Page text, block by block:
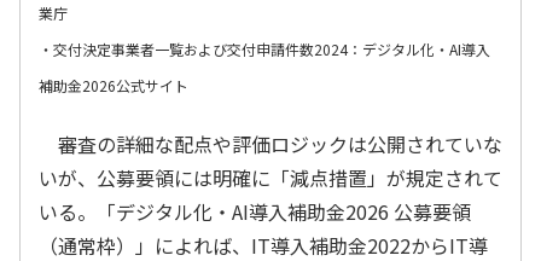
業庁
・ 交付決定事業者一覧および交付申請件数2024：デジタル化・AI導入
補助金2026公式サイト
審査の詳細な配点や評価ロジックは公開されていな
いが、公募要領には明確に「減点措置」が規定されて
いる。「デジタル化・AI導入補助金2026 公募要領
（通常枠）」によれば、IT導入補助金2022からIT導